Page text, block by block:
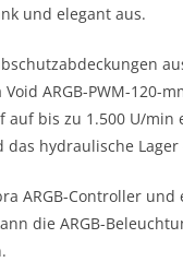
und elegant aus.
ARGB-PWM-120-
bis zu 1.500 U/
hydraulische
ARGB-Controller
die ARGB-